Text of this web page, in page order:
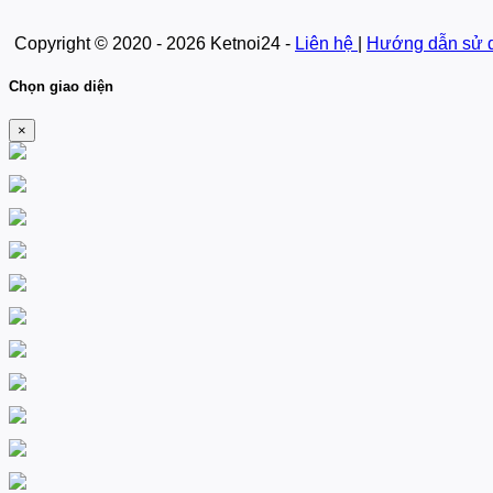
Copyright © 2020 - 2026 Ketnoi24 - Liên hệ Hướng dẫn sử
Chọn giao diện
×